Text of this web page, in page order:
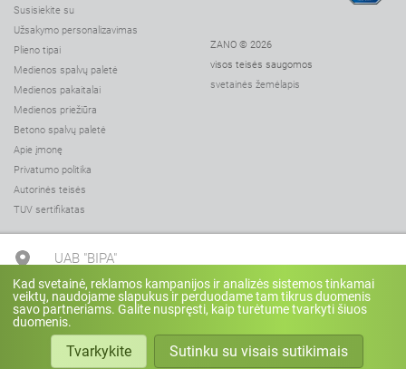
Susisiekite su
Užsakymo personalizavimas
Plieno tipai
Medienos spalvų paletė
Medienos pakaitalai
Medienos priežiūra
Betono spalvų paletė
Apie įmonę
Privatumo politika
Autorinės teisės
TUV sertifikatas
ZANO © 2026
visos teisės saugomos
svetainės žemėlapis
UAB "BIPA"
+370 3 739 038
info@bipa.lt
Kad svetainė, reklamos kampanijos ir analizės sistemos tinkamai
veiktų, naudojame slapukus ir perduodame tam tikrus duomenis
savo partneriams. Galite nuspręsti, kaip turėtume tvarkyti šiuos
duomenis.
Tvarkykite Sutinku su visais sutikimais